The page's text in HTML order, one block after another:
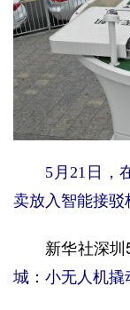
5月21日，在
卖放入智能接
新华社深圳
城：小无人机